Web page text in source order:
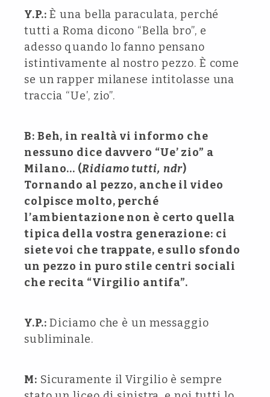
Y.P.: È una bella paraculata, perché
tutti a Roma dicono “Bella bro”, e
adesso quando lo fanno pensano
istintivamente al nostro pezzo. È come
se un rapper milanese intitolasse una
traccia “Ue’, zio”.
B: Beh, in realtà vi informo che
nessuno dice davvero “Ue’ zio” a
Milano… (Ridiamo tutti, ndr)
Tornando al pezzo, anche il video
colpisce molto, perché
l’ambientazione non è certo quella
tipica della vostra generazione: ci
siete voi che trappate, e sullo sfondo
un pezzo in puro stile centri sociali
che recita “Virgilio antifa”.
Y.P.: Diciamo che è un messaggio
subliminale.
M: Sicuramente il Virgilio è sempre